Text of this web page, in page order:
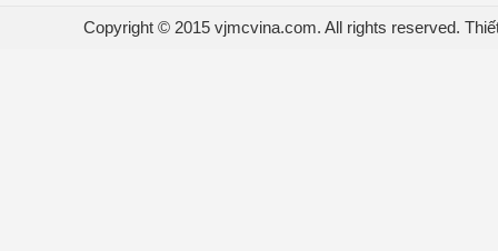
Copyright © 2015 vjmcvina.com. All rights reserved.